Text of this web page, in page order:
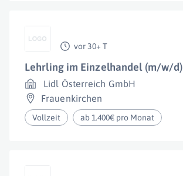
vor 30+ T
Lehrling im Einzelhandel (m/w/d)
Lidl Österreich GmbH
Frauenkirchen
Vollzeit ab 1.400€ pro Monat